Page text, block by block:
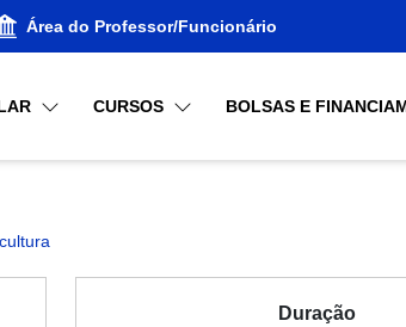
Área do Professor/Funcionário
CURSOS BOLSAS E
Duração